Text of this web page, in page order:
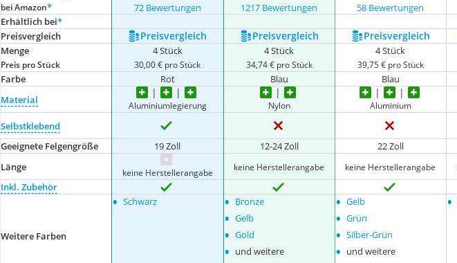
bei Amazon* 72 Bewertungen 1217 Bewertungen 58 Bewertungen
Erhältlich bei*
Preis­vergleich
Preis­vergleich Preis­vergleich Preis­vergleich
Menge
Preis pro Stück
4 Stück
30,00 € pro Stück
4 Stück
34,74 € pro Stück
4 Stück
39,75 € pro Stück
Farbe Rot Blau Blau
Material
Aluminiumlegierung Nylon Aluminium
Selbstklebend
Geeignete Felgengröße 19 Zoll 12-24 Zoll 22 Zoll
Länge
keine Herstellerangabe
keine Herstellerangabe keine Herstellerangabe
Inkl. Zubehör
Weitere Farben
• Schwarz • Bronze
• Gelb
• Gold
• und weitere
• Gelb
• Grün
• Silber-Grün
• und weitere
•